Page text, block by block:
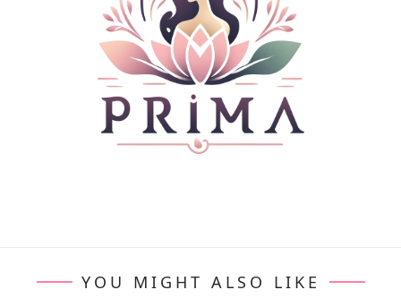
YOU MIGHT ALSO LIKE